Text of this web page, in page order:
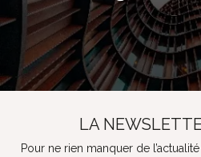
LA
Pour ne rien manquer de